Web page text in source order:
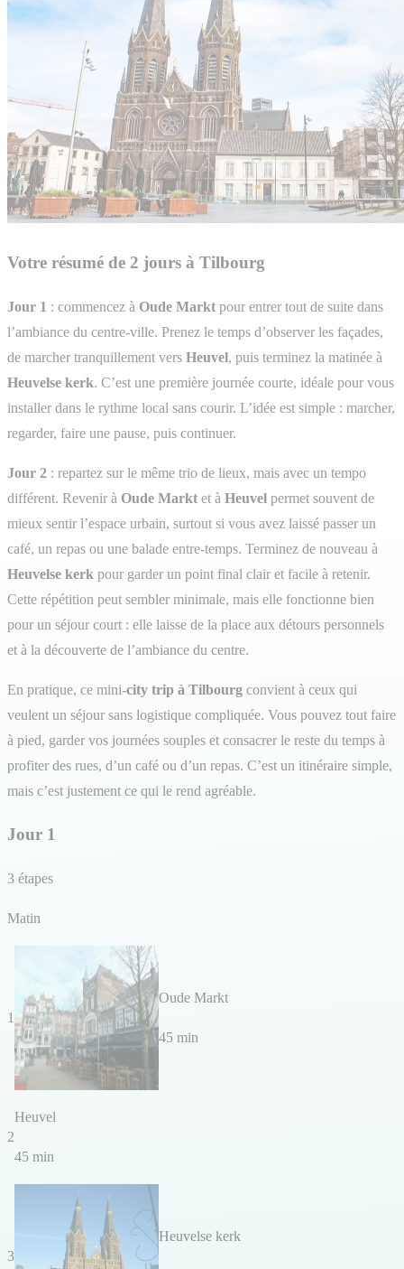
Votre résumé de 2 jours à Tilbourg
Jour 1 : commencez à Oude Markt pour entrer tout de suite dans
l’ambiance du centre-ville. Prenez le temps d’observer les façades,
de marcher tranquillement vers Heuvel, puis terminez la matinée à
Heuvelse kerk. C’est une première journée courte, idéale pour vous
installer dans le rythme local sans courir. L’idée est simple : marcher,
regarder, faire une pause, puis continuer.
Jour 2 : repartez sur le même trio de lieux, mais avec un tempo
différent. Revenir à Oude Markt et à Heuvel permet souvent de
mieux sentir l’espace urbain, surtout si vous avez laissé passer un
café, un repas ou une balade entre-temps. Terminez de nouveau à
Heuvelse kerk pour garder un point final clair et facile à retenir.
Cette répétition peut sembler minimale, mais elle fonctionne bien
pour un séjour court : elle laisse de la place aux détours personnels
et à la découverte de l’ambiance du centre.
En pratique, ce mini-city trip à Tilbourg convient à ceux qui
veulent un séjour sans logistique compliquée. Vous pouvez tout faire
à pied, garder vos journées souples et consacrer le reste du temps à
profiter des rues, d’un café ou d’un repas. C’est un itinéraire simple,
mais c’est justement ce qui le rend agréable.
Jour 1
3 étapes
Matin
1
Oude Markt
45 min
2
Heuvel
45 min
3
Heuvelse kerk